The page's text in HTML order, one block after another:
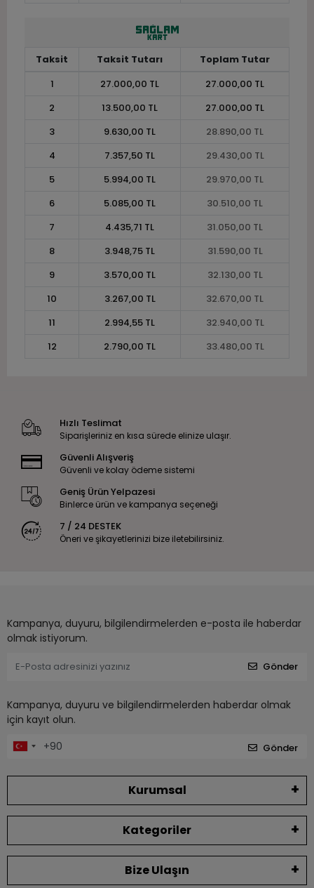
Taksit Taksit Tutarı
Toplam Tutar
1
27.000,00 TL
27.000,00 TL
2
13.500,00 TL
27.000,00 TL
3
9.630,00 TL
28.890,00 TL
4
7.357,50 TL
29.430,00 TL
5
5.994,00 TL
29.970,00 TL
6
5.085,00 TL
30.510,00 TL
7
4.435,71 TL
31.050,00 TL
8
3.948,75 TL
31.590,00 TL
9
3.570,00 TL
32.130,00 TL
10
3.267,00 TL
32.670,00 TL
11
2.994,55 TL
32.940,00 TL
12
2.790,00 TL 33.480,00 TL
Hızlı Teslimat
Siparişleriniz en kısa sürede elinize ulaşır.
Güvenli Alışveriş
Güvenli ve kolay ödeme sistemi
Geniş Ürün Yelpazesi
Binlerce ürün ve kampanya seçeneği
7 / 24 DESTEK
Öneri ve şikayetlerinizi bize iletebilirsiniz.
Kampanya, duyuru, bilgilendirmelerden e-posta ile haberdar
olmak istiyorum.
Gönder
Kampanya, duyuru ve bilgilendirmelerden haberdar olmak
için kayıt olun.
Gönder
Kurumsal
Kategoriler
Bize Ulaşın